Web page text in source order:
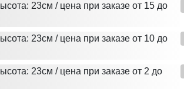
23см / цена при заказе от 15 до
23см / цена при заказе от 10 до
23см / цена при заказе от 2 до